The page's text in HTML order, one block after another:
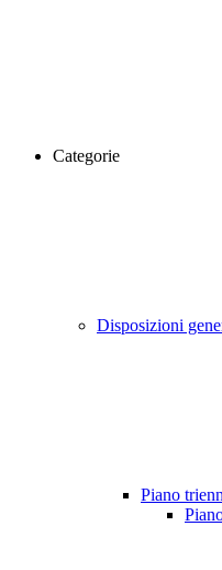
Categorie
Disposizioni
Piano